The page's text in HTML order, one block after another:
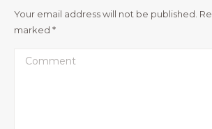
Your email address will not be published.
marked *
Comment